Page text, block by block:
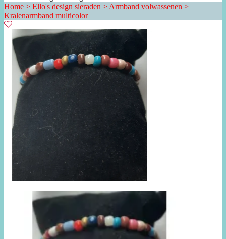
Home > Ello's design sieraden > Armband volwassenen >
Kralenarmband multicolor